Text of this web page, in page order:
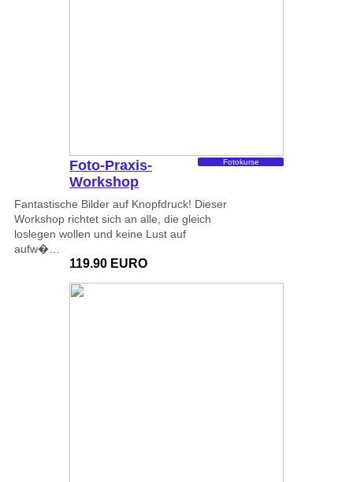
Foto-Praxis-
Workshop
Fotokurse
Fantastische Bilder auf Knopfdruck! Dieser
Workshop richtet sich an alle, die gleich
loslegen wollen und keine Lust auf
aufw�…
119.90 EURO